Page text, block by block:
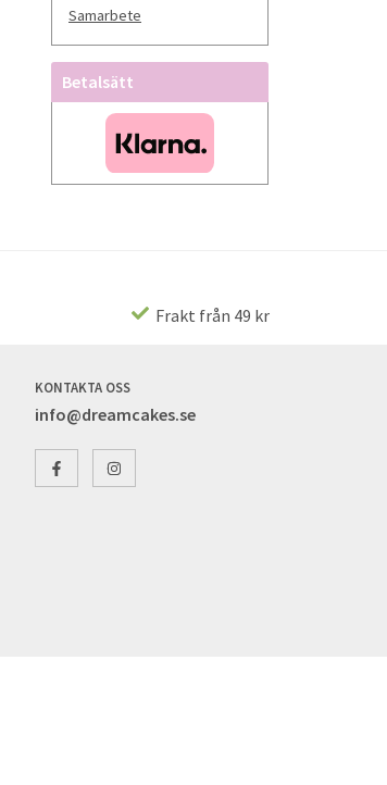
Samarbete
Betalsätt
Frakt från 49 kr
KONTAKTA OSS
info@dreamcakes.se